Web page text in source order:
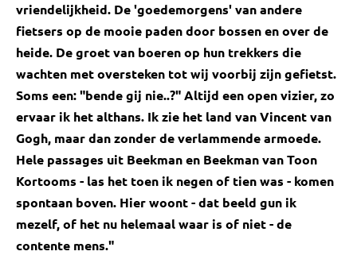
vriendelijkheid. De 'goedemorgens' van andere
fietsers op de mooie paden door bossen en over de
heide. De groet van boeren op hun trekkers die
wachten met oversteken tot wij voorbij zijn gefietst.
Soms een: "bende gij nie..?" Altijd een open vizier, zo
ervaar ik het althans. Ik zie het land van Vincent van
Gogh, maar dan zonder de verlammende armoede.
Hele passages uit Beekman en Beekman van Toon
Kortooms - las het toen ik negen of tien was - komen
spontaan boven. Hier woont - dat beeld gun ik
mezelf, of het nu helemaal waar is of niet - de
contente mens."